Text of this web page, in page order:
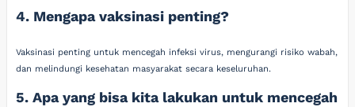
4. Mengapa vaksinasi penting?
Vaksinasi penting untuk mencegah infeksi virus, mengurangi risiko wabah,
dan melindungi kesehatan masyarakat secara keseluruhan.
5. Apa yang bisa kita lakukan untuk mencegah